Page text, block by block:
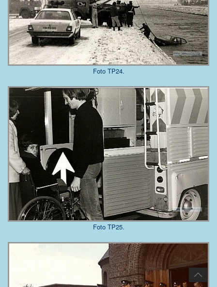
Foto TP24.
Foto TP25.